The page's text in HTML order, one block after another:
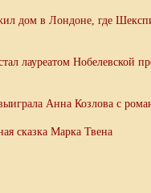
дом в Лондоне, где
лауреатом Нобелевской
Анна Козлова с
сказка Марка Твена